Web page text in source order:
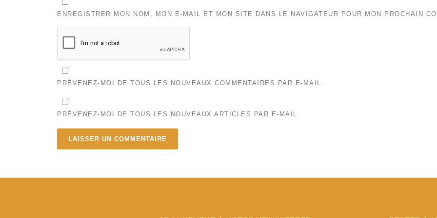
ENREGISTRER MON NOM, MON E-MAIL ET MON SITE DANS LE NAVIGATEUR POUR MON PROCHAIN
PRÉVENEZ-MOI DE TOUS LES NOUVEAUX COMMENTAIRES PAR E-MAIL.
PRÉVENEZ-MOI DE TOUS LES NOUVEAUX ARTICLES PAR E-MAIL.